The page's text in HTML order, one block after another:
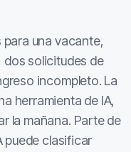
para una vacante,
solicitudes de
incompleto. La
herramienta de IA,
la mañana. Parte de
puede clasificar